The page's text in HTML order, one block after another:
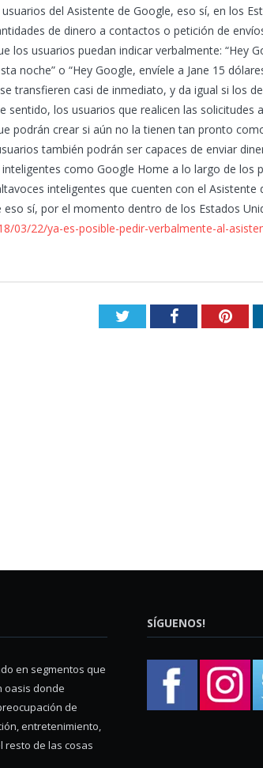
del Asistente de Google, eso sí, en los
de dinero a contactos o petición de
los usuarios puedan indicar verbalmente: “Hey
noche” o “Hey Google, envíele a Jane 15
transfieren casi de inmediato, y da igual si los
sentido, los usuarios que realicen las solicitudes
podrán crear si aún no la tienen tan pronto
también podrán ser capaces de enviar
como Google Home a lo largo de los
inteligentes que cuenten con el Asistente
eso sí, por el momento dentro de los Estados
03/22/ya-es-posible-pedir-verbalmente-al-
TwitterFacebook
en segmentos que
oasis donde
de
entretenimiento,
resto de las cosas
SÍGUENOS!